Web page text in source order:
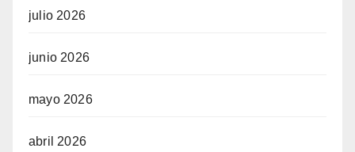
julio 2026
junio 2026
mayo 2026
abril 2026